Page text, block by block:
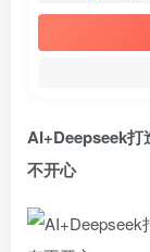
AI+Deepseek打
不开心